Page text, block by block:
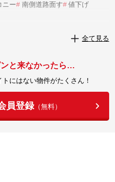
ニー# 南側道路面す# 値下げ
全て見る
と来なかったら…
にはない物件がたくさん！
員登録（無料）